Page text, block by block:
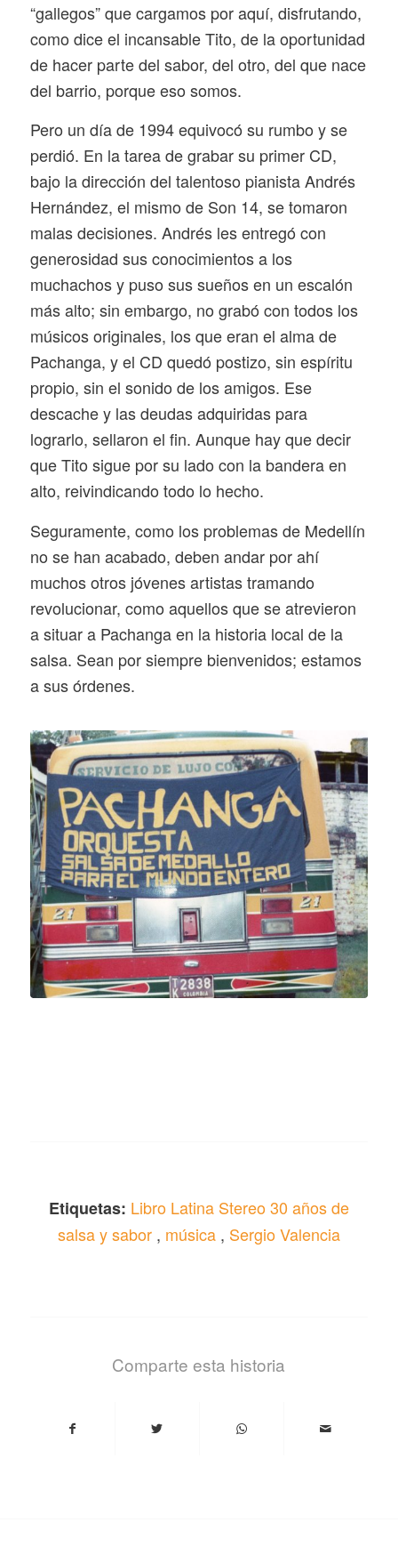
“gallegos” que cargamos por aquí, disfrutando,
como dice el incansable Tito, de la oportunidad
de hacer parte del sabor, del otro, del que nace
del barrio, porque eso somos.
Pero un día de 1994 equivocó su rumbo y se
perdió. En la tarea de grabar su primer CD,
bajo la dirección del talentoso pianista Andrés
Hernández, el mismo de Son 14, se tomaron
malas decisiones. Andrés les entregó con
generosidad sus conocimientos a los
muchachos y puso sus sueños en un escalón
más alto; sin embargo, no grabó con todos los
músicos originales, los que eran el alma de
Pachanga, y el CD quedó postizo, sin espíritu
propio, sin el sonido de los amigos. Ese
descache y las deudas adquiridas para
lograrlo, sellaron el fin. Aunque hay que decir
que Tito sigue por su lado con la bandera en
alto, reivindicando todo lo hecho.
Seguramente, como los problemas de Medellín
no se han acabado, deben andar por ahí
muchos otros jóvenes artistas tramando
revolucionar, como aquellos que se atrevieron
a situar a Pachanga en la historia local de la
salsa. Sean por siempre bienvenidos; estamos
a sus órdenes.
Etiquetas: Libro Latina Stereo 30 años de
salsa y sabor, música, Sergio Valencia
Comparte esta historia